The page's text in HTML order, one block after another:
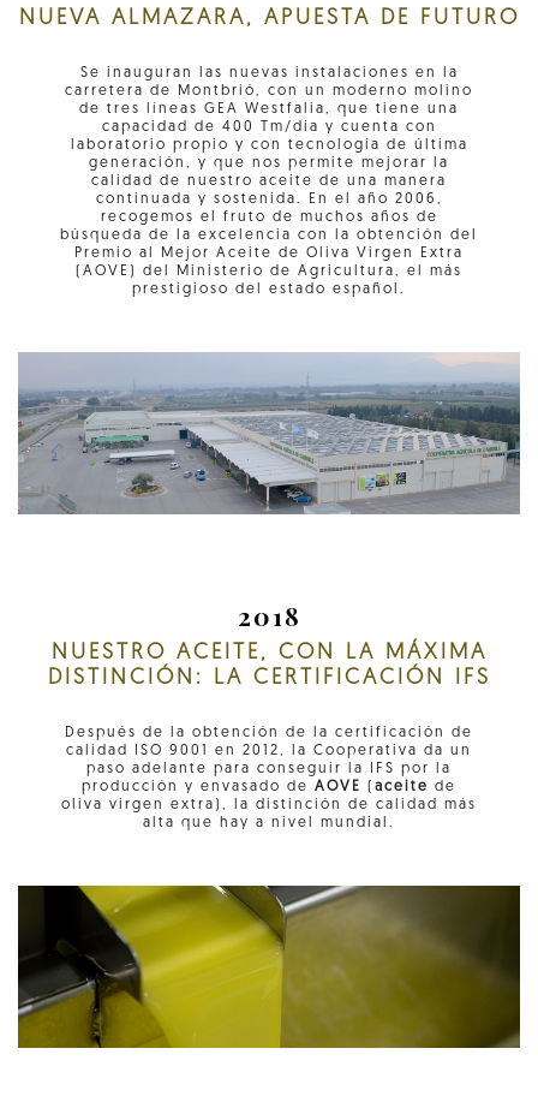
NUEVA ALMAZARA, APUESTA DE FUTURO
Se inauguran las nuevas instalaciones en la
carretera de Montbrió, con un moderno molino
de tres líneas GEA Westfalia, que tiene una
capacidad de 400 Tm/día y cuenta con
laboratorio propio y con tecnología de última
generación, y que nos permite mejorar la
calidad de nuestro aceite de una manera
continuada y sostenida. En el año 2006,
recogemos el fruto de muchos años de
búsqueda de la excelencia con la obtención del
Premio al Mejor Aceite de Oliva Virgen Extra
(AOVE) del Ministerio de Agricultura, el más
prestigioso del estado español.
2018
NUESTRO ACEITE, CON LA MÁXIMA
DISTINCIÓN: LA CERTIFICACIÓN IFS
Después de la obtención de la certificación de
calidad ISO 9001 en 2012, la Cooperativa da un
paso adelante para conseguir la IFS por la
producción y envasado de AOVE ( aceite de
oliva virgen extra), la distinción de calidad más
alta que hay a nivel mundial.